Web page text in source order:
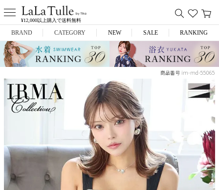
¥12,000以上購入で送料無料
BRAND
Anella
ROBE de FLEURS
DEA.
CATEGORY
ミニドレス
ロングドレス
スーツ
NEW SALE RANKING
商品番号 im-md-55065